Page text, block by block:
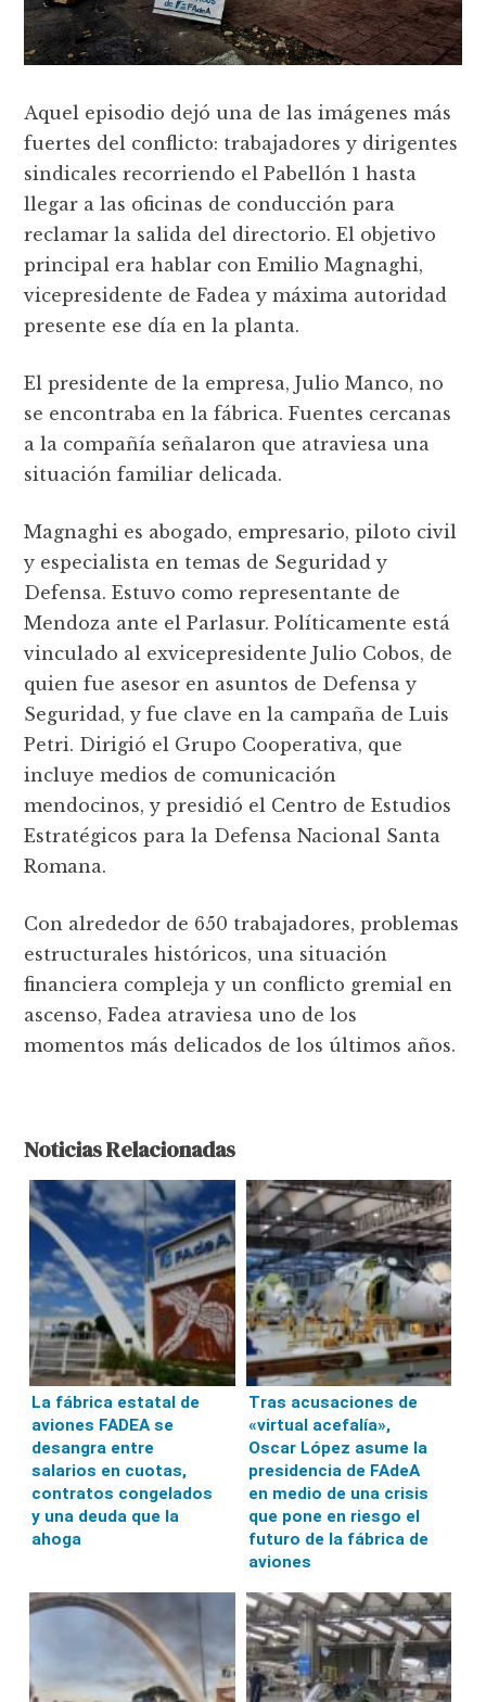
Aquel episodio dejó una de las imágenes más
fuertes del conflicto: trabajadores y dirigentes
sindicales recorriendo el Pabellón 1 hasta
llegar a las oficinas de conducción para
reclamar la salida del directorio. El objetivo
principal era hablar con Emilio Magnaghi,
vicepresidente de Fadea y máxima autoridad
presente ese día en la planta.
El presidente de la empresa, Julio Manco, no
se encontraba en la fábrica. Fuentes cercanas
a la compañía señalaron que atraviesa una
situación familiar delicada.
Magnaghi es abogado, empresario, piloto civil
y especialista en temas de Seguridad y
Defensa. Estuvo como representante de
Mendoza ante el Parlasur. Políticamente está
vinculado al exvicepresidente Julio Cobos, de
quien fue asesor en asuntos de Defensa y
Seguridad, y fue clave en la campaña de Luis
Petri. Dirigió el Grupo Cooperativa, que
incluye medios de comunicación
mendocinos, y presidió el Centro de Estudios
Estratégicos para la Defensa Nacional Santa
Romana.
Con alrededor de 650 trabajadores, problemas
estructurales históricos, una situación
financiera compleja y un conflicto gremial en
ascenso, Fadea atraviesa uno de los
momentos más delicados de los últimos años.
Noticias Relacionadas
La fábrica estatal de
aviones FADEA se
desangra entre
salarios en cuotas,
contratos congelados
y una deuda que la
ahoga
Tras acusaciones de
«virtual acefalía»,
Oscar López asume la
presidencia de FAdeA
en medio de una crisis
que pone en riesgo el
futuro de la fábrica de
aviones